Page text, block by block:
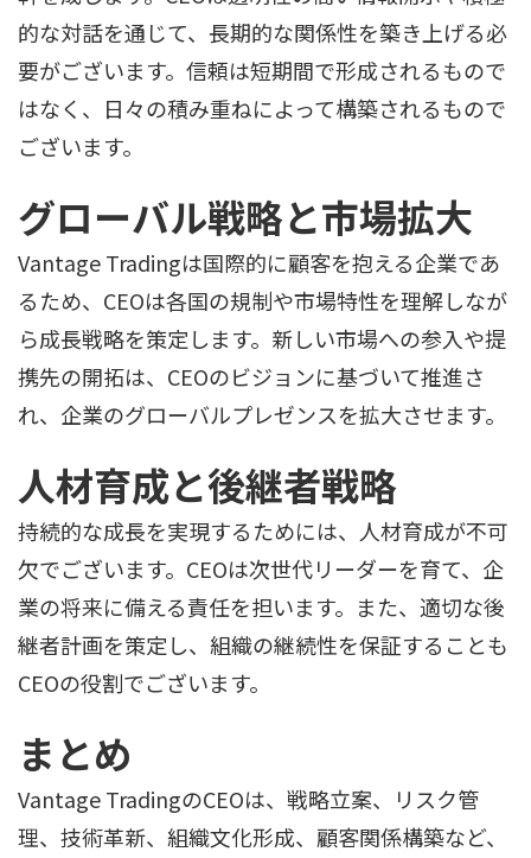
的な対話を通じて、長期的な関係性を築き上げる必
要がございます。信頼は短期間で形成されるもので
はなく、日々の積み重ねによって構築されるもので
ございます。
グローバル戦略と市場拡大
Vantage Tradingは国際的に顧客を抱える企業であ
るため、CEOは各国の規制や市場特性を理解しなが
ら成長戦略を策定します。新しい市場への参入や提
携先の開拓は、CEOのビジョンに基づいて推進さ
れ、企業のグローバルプレゼンスを拡大させます。
人材育成と後継者戦略
持続的な成長を実現するためには、人材育成が不可
欠でございます。CEOは次世代リーダーを育て、企
業の将来に備える責任を担います。また、適切な後
継者計画を策定し、組織の継続性を保証することも
CEOの役割でございます。
まとめ
Vantage TradingのCEOは、戦略立案、リスク管
理、技術革新、組織文化形成、顧客関係構築など、